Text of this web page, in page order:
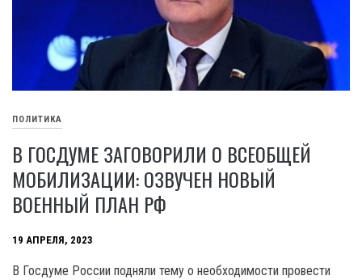
ПОЛИТИКА
В ГОСДУМЕ ЗАГОВОРИЛИ О ВСЕОБЩЕЙ
МОБИЛИЗАЦИИ: ОЗВУЧЕН НОВЫЙ
ВОЕННЫЙ ПЛАН РФ
19 АПРЕЛЯ, 2023
В Госдуме России подняли тему о необходимости провести